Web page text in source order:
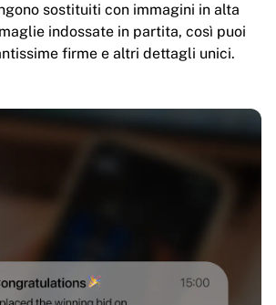
sostituiti con immagini in alta
indossate in partita, così puoi
firme e altri dettagli unici.